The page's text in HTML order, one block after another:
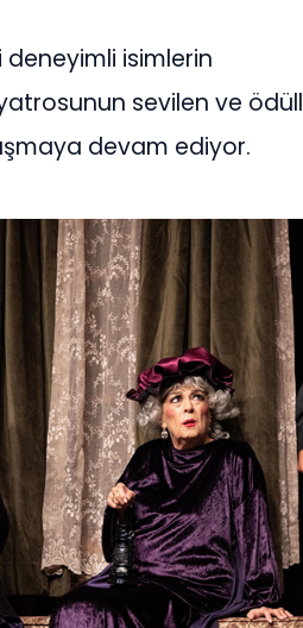
deneyimli isimlerin
sevilen ve
devam ediyor.